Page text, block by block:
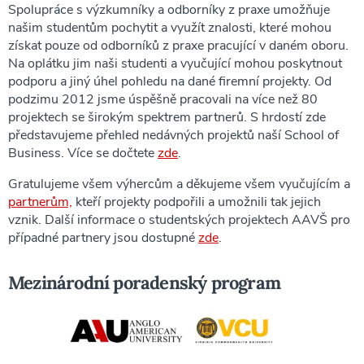
Spolupráce s výzkumníky a odborníky z praxe umožňuje
našim studentům pochytit a využít znalosti, které mohou
získat pouze od odborníků z praxe pracující v daném oboru.
Na oplátku jim naši studenti a vyučující mohou poskytnout
podporu a jiný úhel pohledu na dané firemní projekty. Od
podzimu 2012 jsme úspěšně pracovali na více než 80
projektech se širokým spektrem partnerů. S hrdostí zde
představujeme přehled nedávných projektů naší School of
Business. Více se dočtetezde.
Gratulujeme všem výhercům a děkujeme všem vyučujícím a
partnerům, kteří projekty podpořili a umožnili tak jejich
vznik. Další informace o studentských projektech AAVŠ pro
případné partnery jsou dostupnézde.
Mezinárodní poradenský program